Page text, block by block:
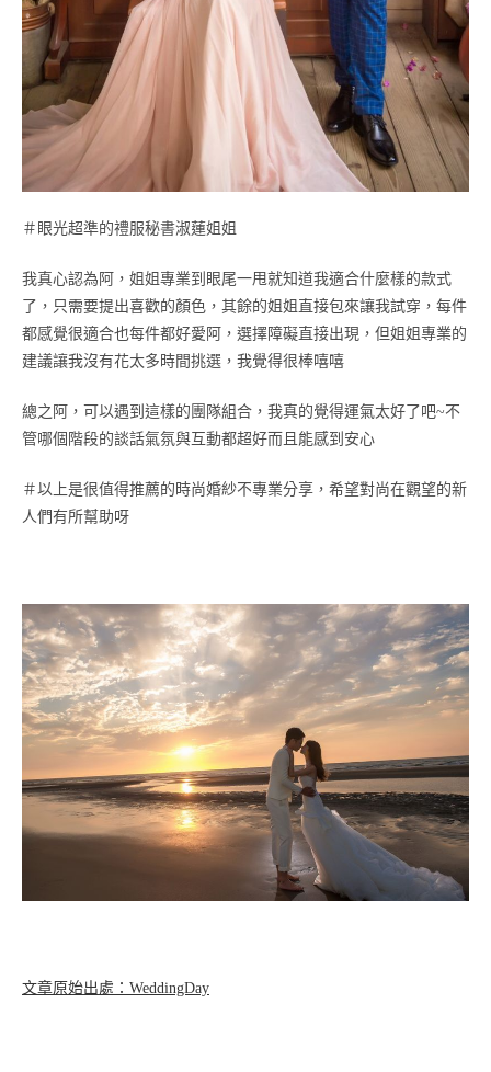
＃眼光超準的禮服秘書淑蓮姐姐
我真心認為阿，姐姐專業到眼尾一甩就知道我適合什麼樣的款式
了，只需要提出喜歡的顏色，其餘的姐姐直接包來讓我試穿，每件
都感覺很適合也每件都好愛阿，選擇障礙直接出現，但姐姐專業的
建議讓我沒有花太多時間挑選，我覺得很棒嘻嘻
總之阿，可以遇到這樣的團隊組合，我真的覺得運氣太好了吧~不
管哪個階段的談話氣氛與互動都超好而且能感到安心
＃以上是很值得推薦的時尚婚紗不專業分享，希望對尚在觀望的新
人們有所幫助呀
文章原始出處：WeddingDay